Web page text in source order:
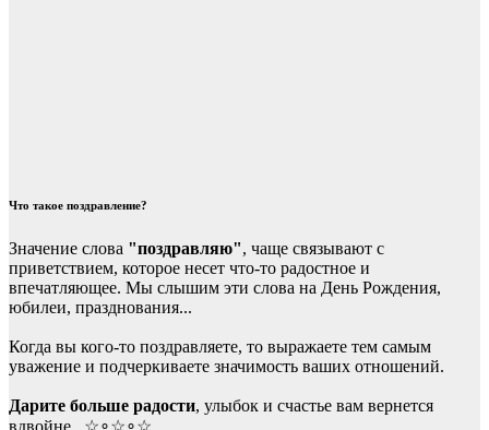
Что такое поздравление?
Значение слова "поздравляю", чаще связывают с
приветствием, которое несет что-то радостное и
впечатляющее. Мы слышим эти слова на День Рождения,
юбилеи, празднования...
Когда вы кого-то поздравляете, то выражаете тем самым
уважение и подчеркиваете значимость ваших отношений.
Дарите больше радости, улыбок и счастье вам вернется